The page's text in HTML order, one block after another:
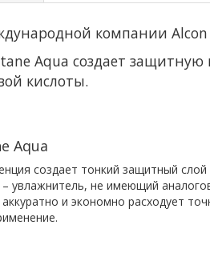
компании Alcon
Aqua создает
кислоты.
Aqua
создает тонкий защитный
– увлажнитель, не имеющий
и экономно расходует